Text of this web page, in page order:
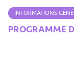
INFORMATIONS
PROGRAMME